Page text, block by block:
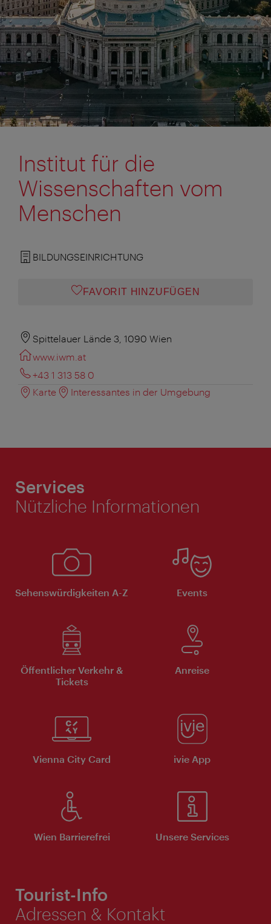
Institut für die
Wissenschaften vom
Menschen
BILDUNGSEINRICHTUNG
FAVORIT HINZUFÜGEN
Spittelauer Lände 3, 1090 Wien
www.iwm.at
+43 1 313 58 0
Karte
Interessantes in der Umgebung
Services
Nützliche Informationen
Sehenswürdigkeiten A-Z Events
Öffentlicher Verkehr &
Tickets
Anreise
Vienna City Card ivie App
Wien Barrierefrei Unsere Services
Tourist-Info
Adressen & Kontakt